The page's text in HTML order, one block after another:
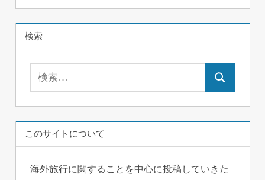
ー
シ
検索
検
このサイトについて
海外旅行に関することを中心に投稿していきた